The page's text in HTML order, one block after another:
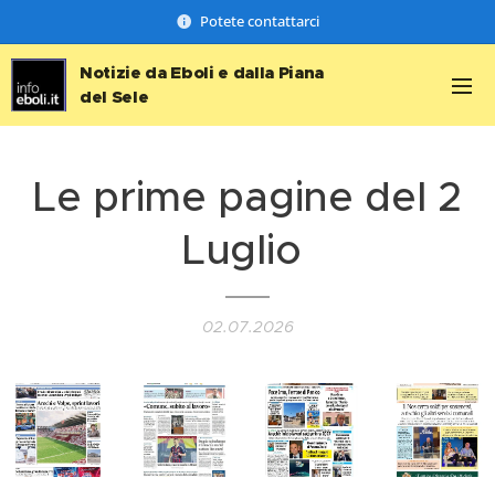
Potete contattarci
Notizie da Eboli e dalla Piana
del Sele
Le prime pagine del 2
Luglio
02.07.2026